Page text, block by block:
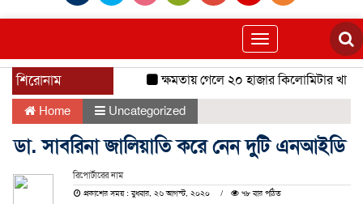
Toggle
navigation
শিরোনাম ক্ষমতায় গেলে ২০ হাজার কিলোমিটার খাল
Home Uncategorized
ডা. সাবরিনা জালিয়াতি করে নেন দুটি এনআইডি
রিপোর্টারের নাম
প্রকাশের সময় : বুধবার, ২৬ আগস্ট, ২০২০
৭৮ বার পঠিত